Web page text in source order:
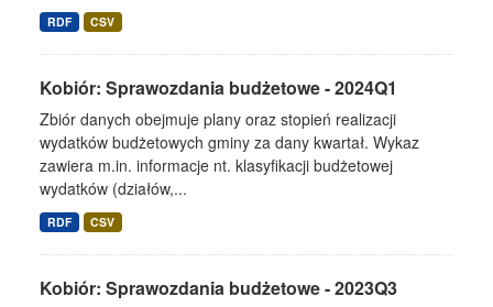
RDF CSV
Kobiór: Sprawozdania budżetowe - 2024Q1
Zbiór danych obejmuje plany oraz stopień realizacji
wydatków budżetowych gminy za dany kwartał. Wykaz
zawiera m.in. informacje nt. klasyfikacji budżetowej
wydatków (działów,...
RDF CSV
Kobiór: Sprawozdania budżetowe - 2023Q3